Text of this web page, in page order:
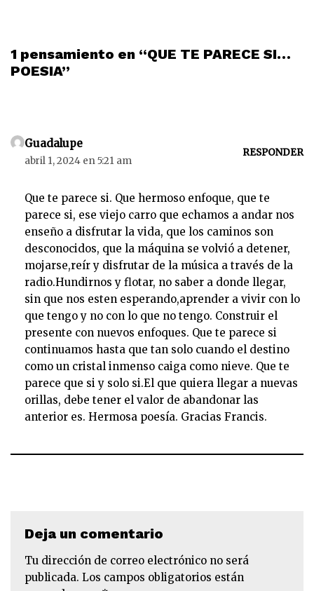
1 pensamiento en “QUE TE PARECE SI…
POESIA”
Guadalupe
abril 1, 2024 en 5:21 am
RESPONDER
Que te parece si. Que hermoso enfoque, que te
parece si, ese viejo carro que echamos a andar nos
enseño a disfrutar la vida, que los caminos son
desconocidos, que la máquina se volvió a detener,
mojarse,reír y disfrutar de la música a través de la
radio.Hundirnos y flotar, no saber a donde llegar,
sin que nos esten esperando,aprender a vivir con lo
que tengo y no con lo que no tengo. Construir el
presente con nuevos enfoques. Que te parece si
continuamos hasta que tan solo cuando el destino
como un cristal inmenso caiga como nieve. Que te
parece que si y solo si.El que quiera llegar a nuevas
orillas, debe tener el valor de abandonar las
anterior es. Hermosa poesía. Gracias Francis.
Deja un comentario
Tu dirección de correo electrónico no será
publicada. Los campos obligatorios están